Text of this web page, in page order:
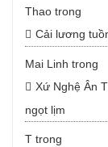
Thao trong
Cải lương
Mai Linh trong
Xứ Nghệ Ân
ngọt lịm
T trong